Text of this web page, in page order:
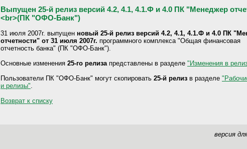
Выпущен 25-й релиз версий 4.2, 4.1, 4.1.Ф и 4.0 ПК "Менеджер
<br>(ПК "ОФО-Банк")
31 июля 2007г. выпущен новый 25-й релиз версий 4.2, 4.1, 4.1.Ф и 4.0 ПК
отчетности" от 31 июля 2007г. программного комплекса "Общая финансовая
отчетность банка" (ПК "ОФО-Банк").
Основные изменения 25-го релиза представлены в разделе "Изменения в
Пользователи ПК "ОФО-Банк" могут скопировать 25-й релиз в разделе
и релизы"
Возврат к списку
версия